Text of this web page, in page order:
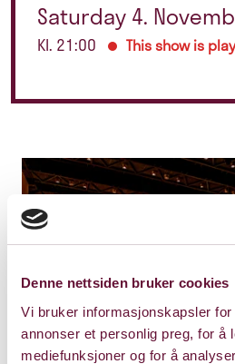
Denne nettsiden bruker cookies
Vi bruker informasjonskapsler for
annonser et personlig preg, for å
mediefunksjoner og for å
Saturday 4.
Kl. 21:00 This show is